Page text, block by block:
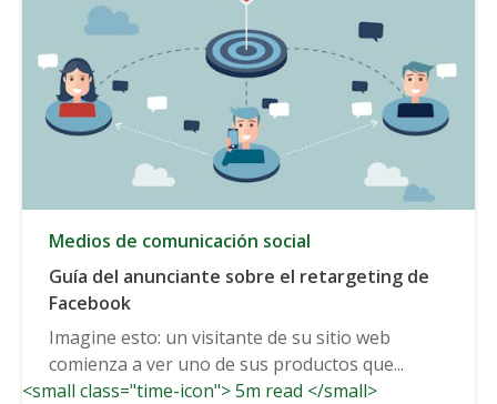
Medios de comunicación social
Guía del anunciante sobre el retargeting de
Facebook
Imagine esto: un visitante de su sitio web
comienza a ver uno de sus productos que...
<small class="time-icon"> 5m read </small>